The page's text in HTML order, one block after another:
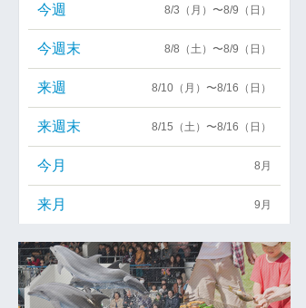
今週 8/3（月）〜8/9（日）
今週末 8/8（土）〜8/9（日）
来週 8/10（月）〜8/16（日）
来週末 8/15（土）〜8/16（日）
今月 8月
来月 9月